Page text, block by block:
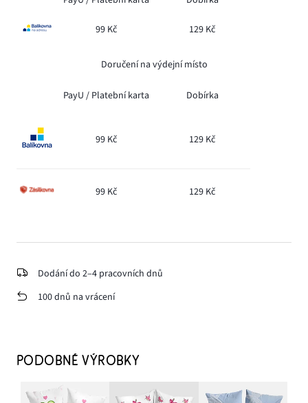
99 Kč 129 Kč
Doručení na výdejní místo
PayU / Platební karta Dobírka
99 Kč 129 Kč
99 Kč 129 Kč
Dodání do 2–4 pracovních dnů
100 dnů na vrácení
PODOBNÉ VÝROBKY